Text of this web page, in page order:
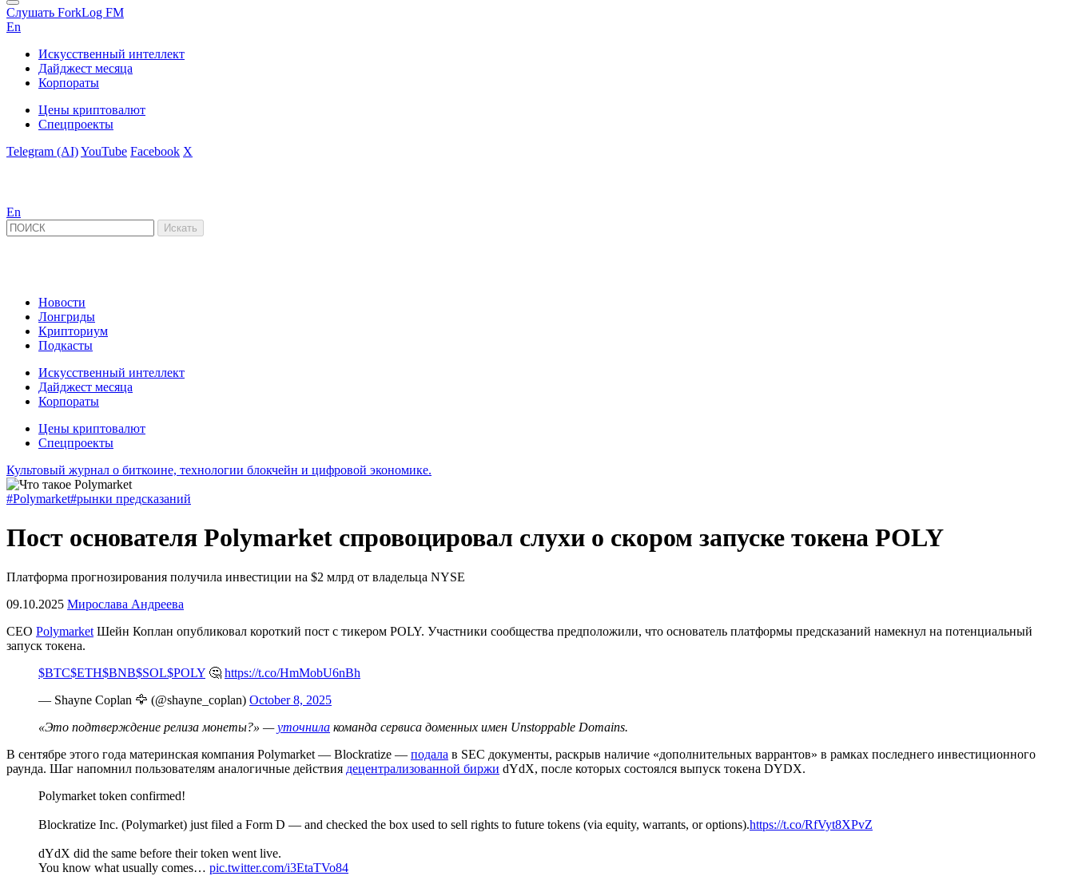
Слушать ForkLog FM
En
Искусственный интеллект
Дайджест месяца
Корпораты
Цены криптовалют
Спецпроекты
Telegram (AI)YouTube Facebook X
En
Новости
Лонгриды
Крипториум
Подкасты
Искусственный интеллект
Дайджест месяца
Корпораты
Цены криптовалют
Спецпроекты
Культовый журнал о биткоине, технологии блокчейн и цифровой экономике.
#Polymarket#рынки предсказаний
Пост основателя Polymarket спровоцировал слухи о скором запуске токена POLY
Платформа прогнозирования получила инвестиции на $2 млрд от владельца NYSE
09.10.2025 Мирослава Андреева
CEO Polymarket Шейн Коплан опубликовал короткий пост с тикером POLY. Участники сообщества предположили, что основатель платформы предсказаний намекнул на потенциальный
запуск токена.
$BTC$ETH$BNB$SOL$POLY 🤔 https://t.co/HmMobU6nBh
— Shayne Coplan 🦅 (@shayne_coplan) October 8, 2025
«Это подтверждение релиза монеты?» —уточнила команда сервиса доменных имен Unstoppable Domains.
В сентябре этого года материнская компания Polymarket — Blockratize — подала в SEC документы, раскрыв наличие «дополнительных варрантов» в рамках последнего инвестиционного
раунда. Шаг напомнил пользователям аналогичные действия децентрализованной биржи dYdX, после которых состоялся выпуск токена DYDX.
Polymarket token confirmed!
Blockratize Inc. (Polymarket) just filed a Form D — and checked the box used to sell rights to future tokens (via equity, warrants, or options).https://t.co/RfVyt8XPvZ
dYdX did the same before their token went live.
You know what usually comes… pic.twitter.com/i3EtaTVo84